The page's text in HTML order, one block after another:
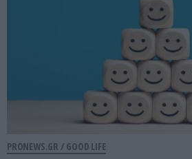
PRONEWS.GR / GOOD LIFE